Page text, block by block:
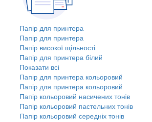
Папір для принтера
Папір для принтера
Папір високої щільності
Папір для принтера білий
Показати всі
Папір для принтера кольоровий
Папір для принтера кольоровий
Папір кольоровий насичених тонів
Папір кольоровий пастельних тонів
Папір кольоровий середніх тонів